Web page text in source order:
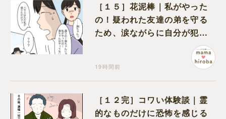
［１５］花泥棒｜私がやった
の！疑われた友達の弟を守る
ため、涙ながらに自分が犯人
19時間前
［１２完］コワい体験談｜霊
的なものだけに恐怖を感じる